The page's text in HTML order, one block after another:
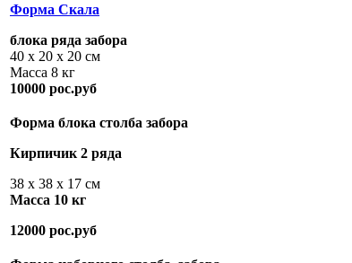
Форма Скала
блока ряда забора
40 х 20 х 20 см
Масса 8 кг
10000 рос.руб
Форма блока столба забора
Кирпичик 2 ряда
38 х 38 х 17 см
Масса 10 кг
12000 рос.руб